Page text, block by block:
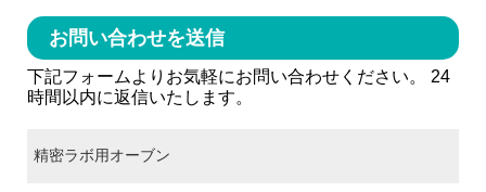
お問い合わせを送信
下記フォームよりお気軽にお問い合わせください。 24
時間以内に返信いたします。